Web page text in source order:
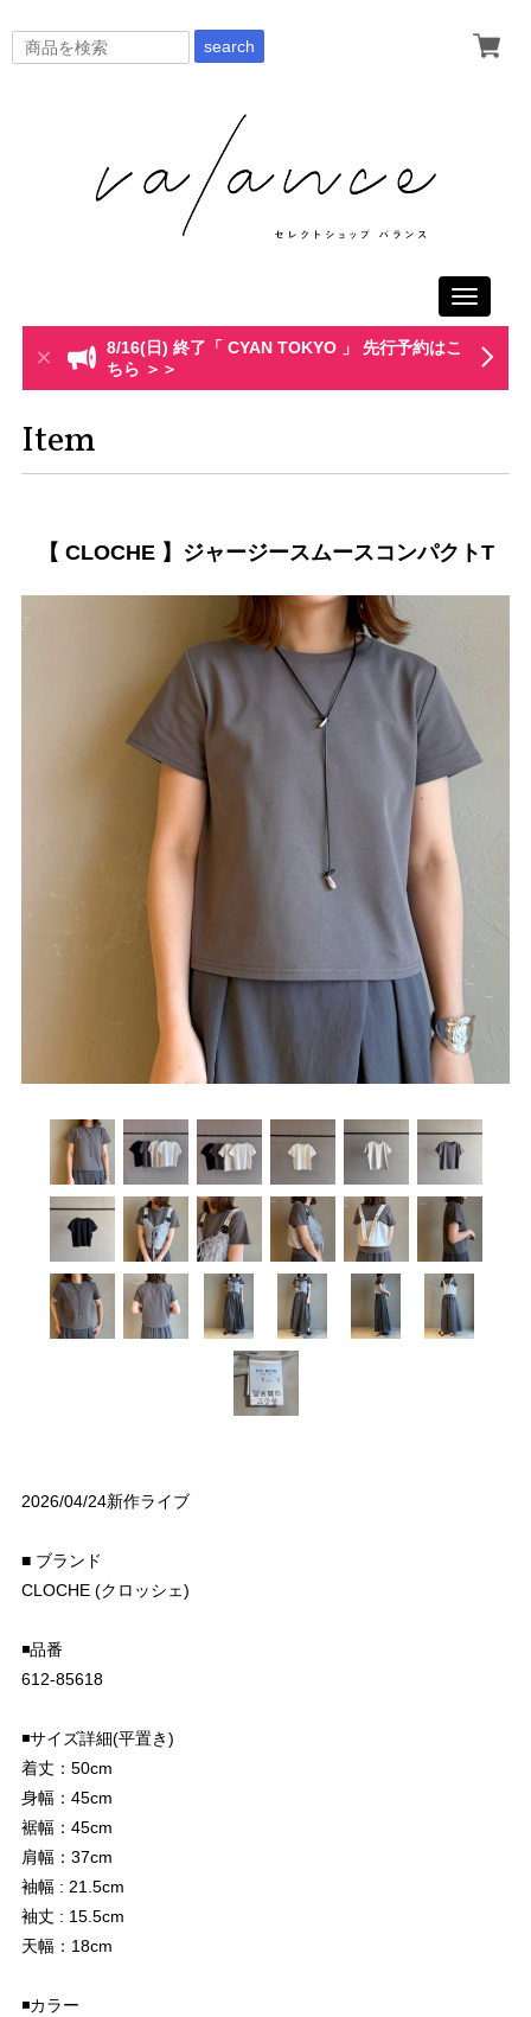
search
Toggle
8/16(日) 終了「 CYAN TOKYO 」 先行予約はこ
ちら ＞＞
Item
【 CLOCHE 】ジャージースムースコンパクトT
2026/04/24新作ライブ
■ ブランド
CLOCHE (クロッシェ)
◾️品番
612-85618
◾️サイズ詳細(平置き)
着丈：50cm
身幅：45cm
裾幅：45cm
肩幅：37cm
袖幅 : 21.5cm
袖丈 : 15.5cm
天幅：18cm
◾️カラー